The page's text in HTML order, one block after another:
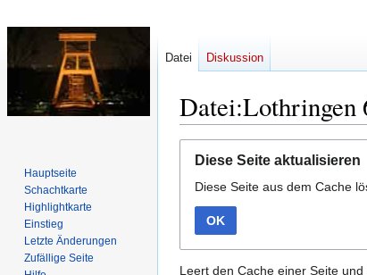
Datei:Lothringen
Navigation
springen
Suche
springen
Diese Seite aktualisieren
Diese Seite aus dem Cache
OK
Leert den Cache einer Seite
Datei Diskussion
Hauptseite
Schachtkarte
Highlightkarte
Einstieg
Letzte Änderungen
Zufällige Seite